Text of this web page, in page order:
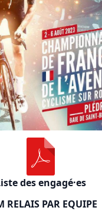
des engagé·es
RELAIS PAR EQUIPE